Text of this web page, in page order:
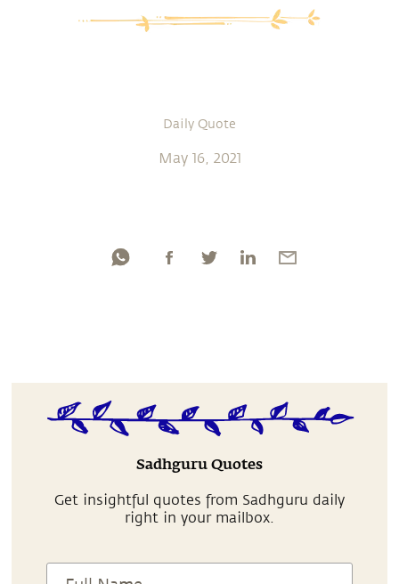
Daily Quote
May 16, 2021
Sadhguru Quotes
Get insightful quotes from Sadhguru daily
right in your mailbox.